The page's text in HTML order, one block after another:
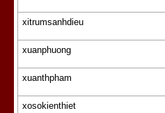
xitrumsanhdieu
xuanphuong
xuanthpham
xosokienthiet